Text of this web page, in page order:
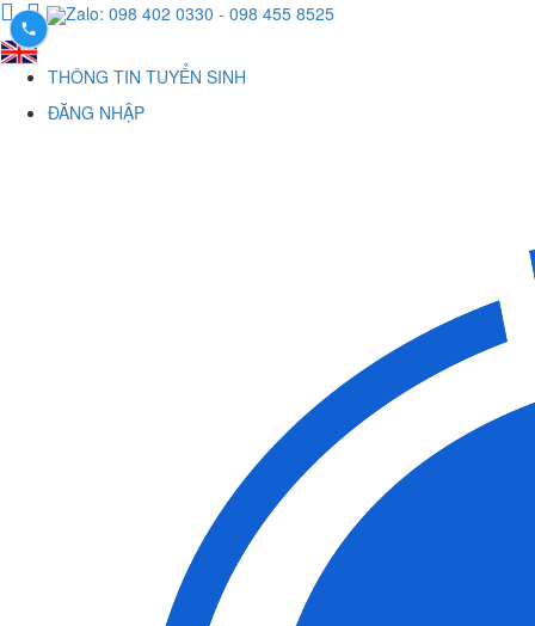
Zalo: 098 402 0330 - 098 455 8525
THÔNG TIN TUYỂN SINH
ĐĂNG NHẬP